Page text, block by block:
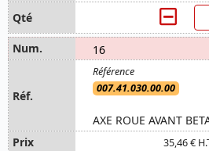
16
007.41.030.00.00
AXE ROUE AVANT
35,46 €